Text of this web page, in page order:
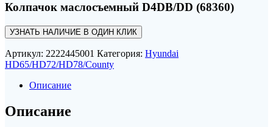
Колпачок маслосъемный D4DB/DD (68360)
УЗНАТЬ НАЛИЧИЕ В ОДИН КЛИК
Артикул: 2222445001 Категория: Hyundai
HD65/HD72/HD78/County
Описание
Описание